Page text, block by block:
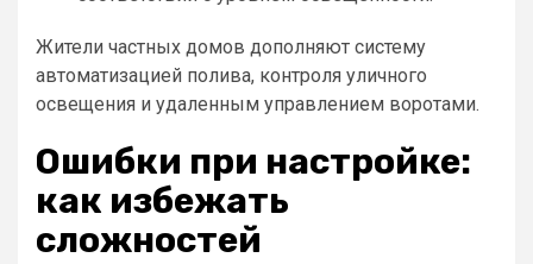
Жители частных домов дополняют систему
автоматизацией полива, контроля уличного
освещения и удаленным управлением воротами.
Ошибки при настройке:
как избежать
сложностей